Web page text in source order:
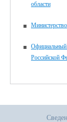
области
Официальный
Российской